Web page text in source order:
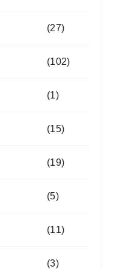
(27)
(102)
(1)
(15)
(19)
(5)
(11)
(3)